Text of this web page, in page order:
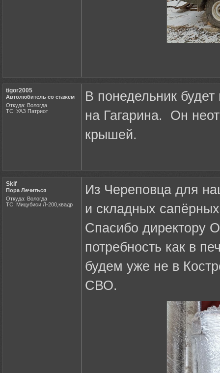
tigor2005
Автолюбитель со стажем
Откуда: Вологда
ТС: УАЗ Патриот
В понедельник
на Гагарина. Он
крышей.
Skif
Пора Лечиться
Откуда: Вологда
ТС: Мицубиси Л-200,квадр
Из Череповца для
и складных
Спасибо директору
потребность как в
будем уже не в
СВО.